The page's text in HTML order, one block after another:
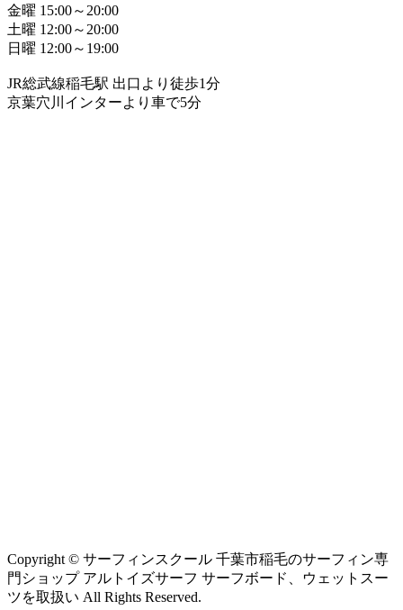
金曜 15:00～20:00
土曜 12:00～20:00
日曜 12:00～19:00
JR総武線稲毛駅 出口より徒歩1分
京葉穴川インターより車で5分
Copyright © サーフィンスクール 千葉市稲毛のサーフィン専
門ショップ アルトイズサーフ サーフボード、ウェットスー
ツを取扱い All Rights Reserved.